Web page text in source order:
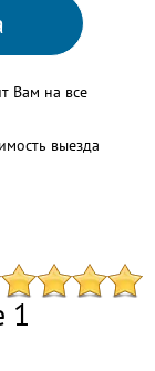
Вам на все
выезда
1